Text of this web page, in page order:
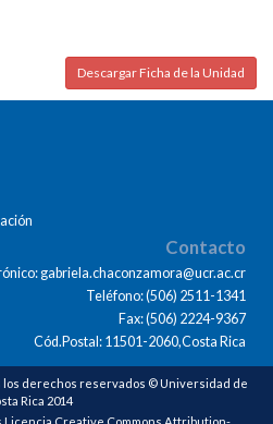
Descargar Ficha de la Unidad
Contacto
gabriela.chaconzamora@ucr.ac.cr
Teléfono: (506) 2511-1341
Fax: (506) 2224-9367
Cód.Postal: 11501-2060,Costa Rica
los derechos reservados © Universidad de
Rica 2014